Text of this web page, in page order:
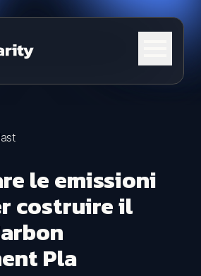
le emissioni
costruire il
Pla